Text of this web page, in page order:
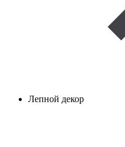
Лепной декор